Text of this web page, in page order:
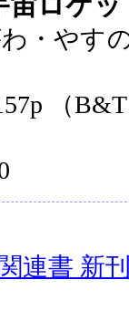
・やす
（
連書 新